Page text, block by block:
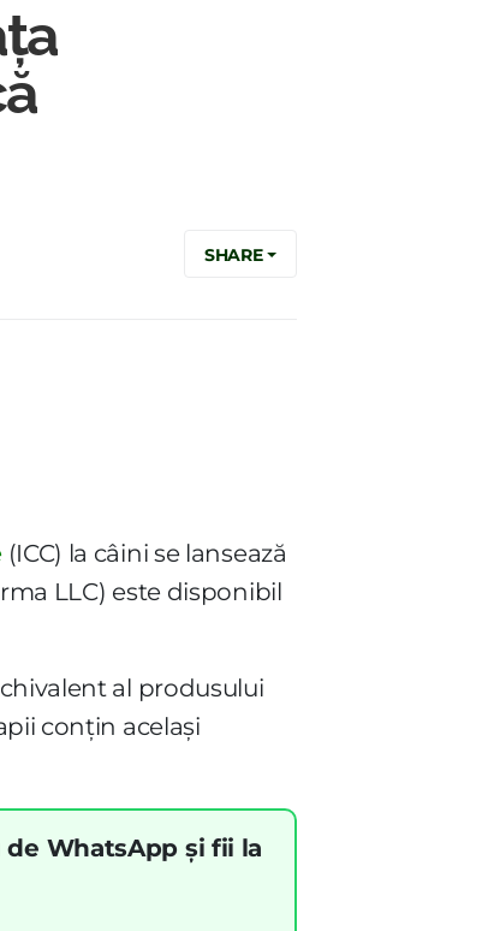
SHARE
(ICC) la câini se lansează
LLC) este disponibil
al produsului
conțin același
WhatsApp și fii la